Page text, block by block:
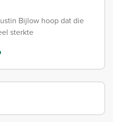
Bijlow hoop dat die
sterkte